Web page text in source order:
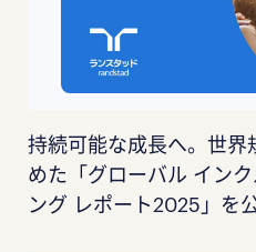
持続可能な成長へ。世界
めた「グローバル イン
ング レポート2025」を